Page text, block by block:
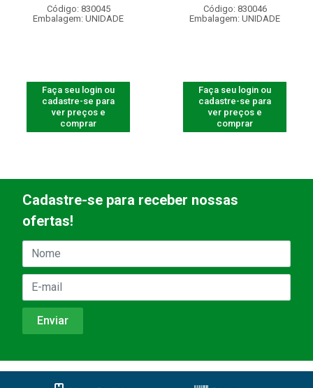
Código: 830045
Embalagem: UNIDADE
Faça seu login ou
cadastre-se para
ver preços e
comprar
Código: 830046
Embalagem: UNIDADE
Faça seu login ou
cadastre-se para
ver preços e
comprar
Cadastre-se para receber nossas
ofertas!